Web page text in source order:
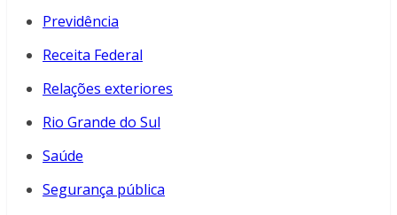
Previdência
Receita Federal
Relações exteriores
Rio Grande do Sul
Saúde
Segurança pública